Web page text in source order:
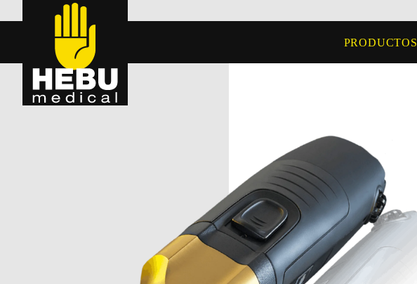
PRODUCTOS